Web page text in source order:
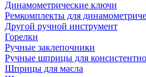
Динамометрические ключи
Ремкомплекты для
Другой ручной инструмент
Горелки
Ручные заклепочники
Ручные шприцы для
Шприцы для масла